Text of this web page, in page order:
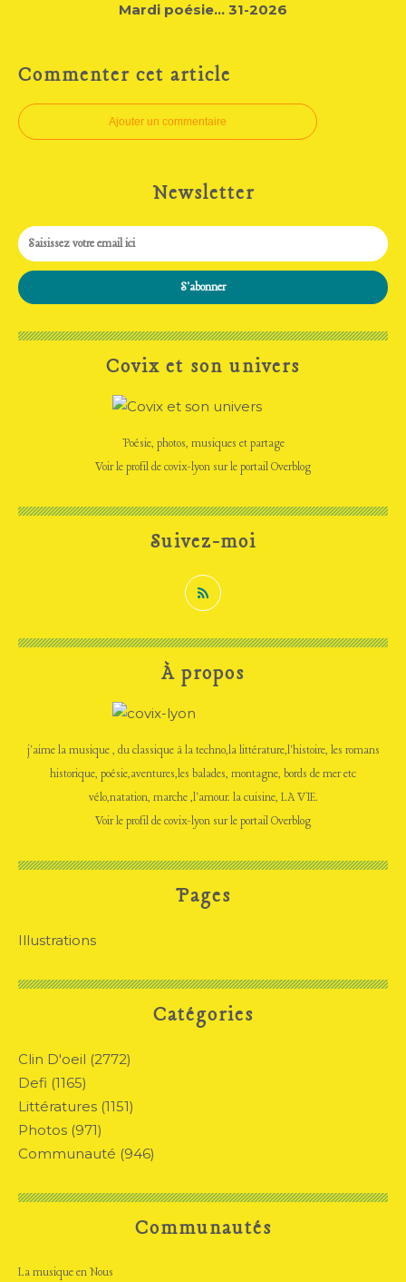
Mardi poésie... 31-2026
Commenter cet article
Ajouter un commentaire
Newsletter
Catégories
Clin D'oeil (2772)
Defi (1165)
Littératures (1151)
Photos (971)
Communauté (946)
Pages
Illustrations
Covix et son univers
Poésie, photos, musiques et partage
Voir le profil decovix-lyon sur le portail Overblog
Suivez-moi
À propos
j'aime la musique , du classique à la techno,la littérature,l'histoire, les romans
historique, poésie,aventures,les balades, montagne, bords de mer etc
vélo,natation, marche ,l'amour. la cuisine, LA VIE.
Voir le profil decovix-lyon sur le portail Overblog
Communautés
La musique en Nous